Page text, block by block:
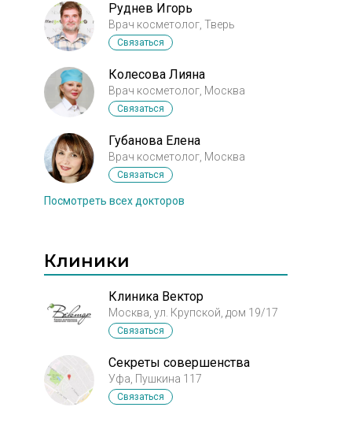
Руднев Игорь
Врач косметолог, Тверь
Связаться
Колесова Лияна
Врач косметолог, Москва
Связаться
Губанова Елена
Врач косметолог, Москва
Связаться
Посмотреть всех докторов
Клиники
Клиника Вектор
Москва, ул. Крупской, дом 19/17
Связаться
Секреты совершенства
Уфа, Пушкина 117
Связаться